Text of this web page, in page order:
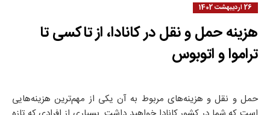
26 اردیبهشت 1402
هزینه حمل و نقل در کانادا، از تاکسی تا
تراموا و اتوبوس
حمل و نقل و هزینه‌های مربوط به آن یکی از مهم‌ترین هزینه‌هایی